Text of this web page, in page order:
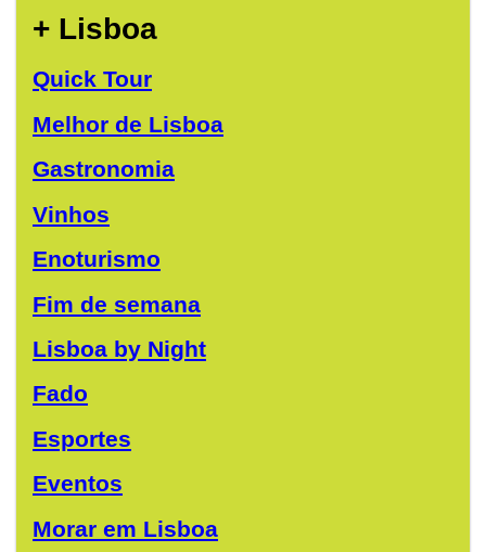
+ Lisboa
Quick Tour
Melhor de Lisboa
Gastronomia
Vinhos
Enoturismo
Fim de semana
Lisboa by Night
Fado
Esportes
Eventos
Morar em Lisboa